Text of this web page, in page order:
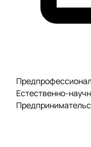
Естественно-